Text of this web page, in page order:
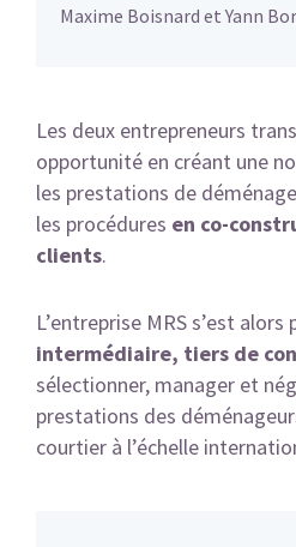
Maxime Boisnard et Yann
Les deux entrepreneurs
opportunité en créant une
les prestations de
les procédures en co-
clients.
L’entreprise MRS s’est
intermédiaire, tiers de
sélectionner, manager et
prestations des
courtier à l’échelle